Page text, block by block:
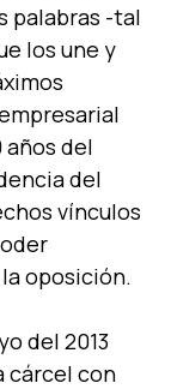
palabras -tal
los une y
años del
del
vínculos
oposición.
del 2013
cárcel con